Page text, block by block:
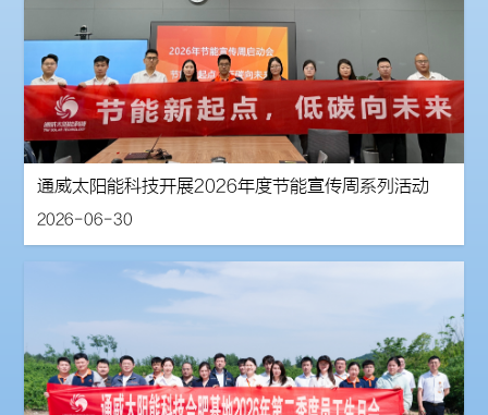
通威太阳能科技开展2026年度节能宣传周系列活动
2026-06-30